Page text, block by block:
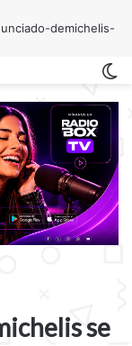
demichelis-
se